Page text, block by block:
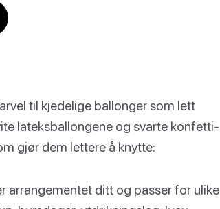
til kjedelige ballonger som lett
lateksballongene og svarte konfetti-
gjør dem lettere å knytte:
arrangementet ditt og passer for ulike